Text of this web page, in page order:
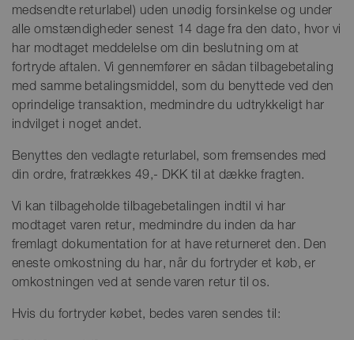
medsendte returlabel) uden unødig forsinkelse og under
alle omstændigheder senest 14 dage fra den dato, hvor vi
har modtaget meddelelse om din beslutning om at
fortryde aftalen. Vi gennemfører en sådan tilbagebetaling
med samme betalingsmiddel, som du benyttede ved den
oprindelige transaktion, medmindre du udtrykkeligt har
indvilget i noget andet.
Benyttes den vedlagte returlabel, som fremsendes med
din ordre, fratrækkes 49,- DKK til at dække fragten.
Vi kan tilbageholde tilbagebetalingen indtil vi har
modtaget varen retur, medmindre du inden da har
fremlagt dokumentation for at have returneret den. Den
eneste omkostning du har, når du fortryder et køb, er
omkostningen ved at sende varen retur til os.
Hvis du fortryder købet, bedes varen sendes til: